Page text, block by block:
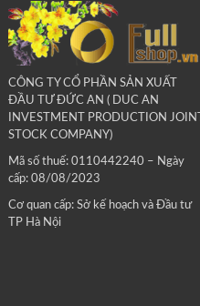
CÔNG TY CỔ PHẦN SẢN XUẤT
ĐẦU TƯ ĐỨC AN ( DUC AN
INVESTMENT PRODUCTION JOINT
STOCK COMPANY)
Mã số thuế: 0110442240 – Ngày
cấp: 08/08/2023
Cơ quan cấp: Sở kế hoạch và Đầu tư
TP Hà Nội